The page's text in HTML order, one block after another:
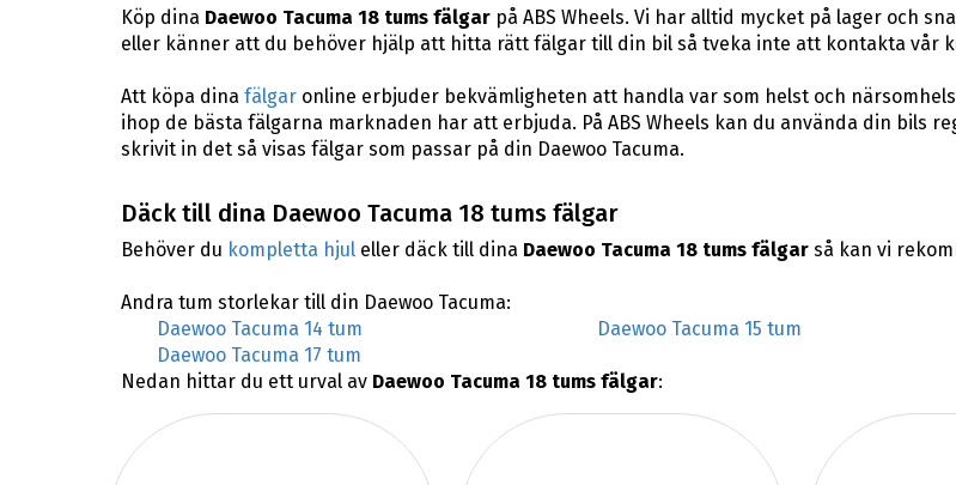
Köp dina Daewoo Tacuma 18 tums fälgarpå ABS Wheels. Vi har alltid mycket på lager och
eller känner att du behöver hjälp att hitta rätt fälgar till din bil så tveka inte att kontakta vår
Att köpa dina fälgaronline erbjuder bekvämligheten att handla var som helst och
ihop de bästa fälgarna marknaden har att erbjuda. På ABS Wheels kan du använda din bils
skrivit in det så visas fälgar som passar på din Daewoo Tacuma.
Däck till dina Daewoo Tacuma 18 tums fälgar
Behöver du kompletta hjuleller däck till dina Daewoo Tacuma 18 tums fälgarså kan vi
Andra tum storlekar till din Daewoo Tacuma:
Daewoo Tacuma 14 tum
Daewoo Tacuma 15 tum
Daewoo Tacuma 17 tum
Nedan hittar du ett urval av Daewoo Tacuma 18 tums fälgar: